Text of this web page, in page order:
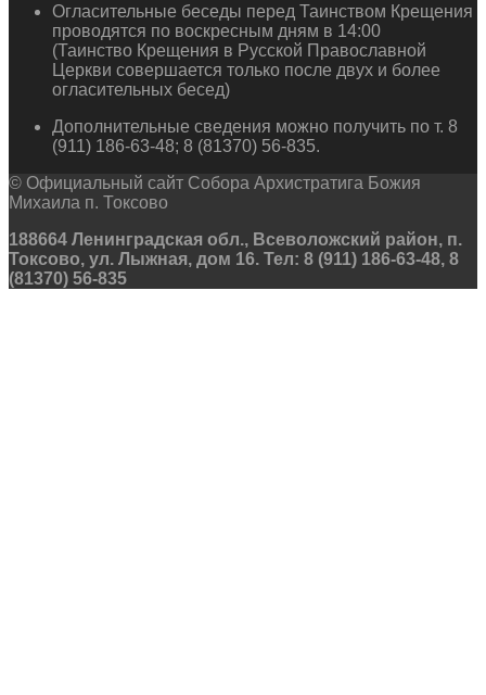
Огласительные беседы перед Таинством Крещения
проводятся по воскресным дням в 14:00
(Таинство Крещения в Русской Православной
Церкви совершается только после двух и более
огласительных бесед)
Дополнительные сведения можно получить по т. 8
(911) 186-63-48; 8 (81370) 56-835.
© Официальный сайт Собора Архистратига Божия
Михаила п. Токсово
188664 Ленинградская обл., Всеволожский район, п.
Токсово, ул. Лыжная, дом 16. Тел: 8 (911) 186-63-48, 8
(81370) 56-835